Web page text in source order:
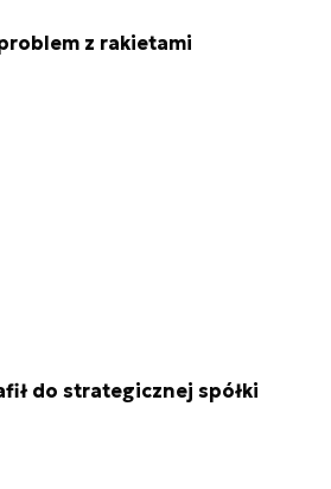
z rakietami
do strategicznej spółki